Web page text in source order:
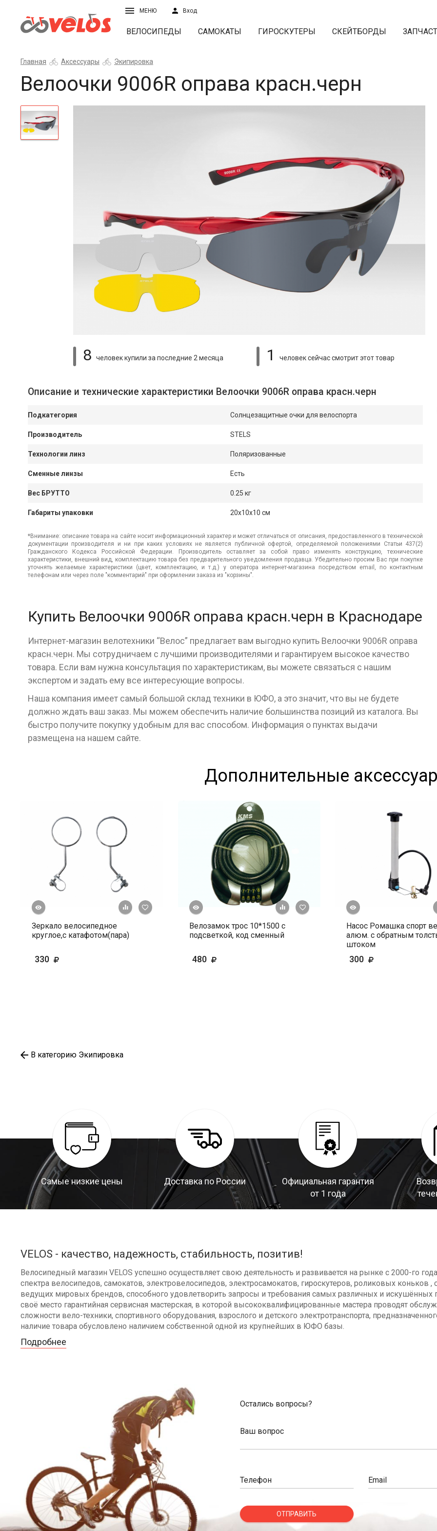
МЕНЮ Вход
ВЕЛОСИПЕДЫ САМОКАТЫ ГИРОСКУТЕРЫ СКЕЙТБОРДЫ
Главная Аксессуары Экипировка
Велоочки 9006R оправа красн.черн
8 человек купили за последние 2 месяца 1 человек сейчас смотритэтот товар
Описание и технические характеристики Велоочки 9006R оправа красн.черн
Подкатегория Солнцезащитные очки для велоспорта
Производитель STELS
Технологии линз Поляризованные
Сменные линзы Есть
Вес БРУТТО 0.25 кг
Габариты упаковки 20x10x10 см
*Внимание: описание товара на сайте носит информационный характер и может отличаться от описания, предоставленного в технической
документации производителя и ни при каких условиях не является публичной офертой, определяемой положениями Статьи 437(2)
Гражданского Кодекса Российской Федерации. Производитель оставляет за собой право изменять конструкцию, технические
характеристики, внешний вид, комплектацию товара без предварительного уведомления продавца. Убедительно просим Вас при покупке
уточнять желаемые характеристики (цвет, комплектацию, и т.д.) у оператора интернет-магазина посредством email, по контактным
телефонам или через поле "комментарий" при оформлении заказа из "корзины".
Купить Велоочки 9006R оправа красн.черн в Краснодаре
Интернет-магазин велотехники “Велос” предлагает вам выгодно купить Велоочки 9006R оправа
красн.черн. Мы сотрудничаем с лучшими производителями и гарантируем высокое качество
товара. Если вам нужна консультация по характеристикам, вы можете связаться с нашим
экспертом и задать ему все интересующие вопросы.
Наша компания имеет самый большой склад техники в ЮФО, а это значит, что вы не будете
должно ждать ваш заказ. Мы можем обеспечить наличие большинства позиций из каталога. Вы
быстро получите покупку удобным для вас способом. Информация о пунктах выдачи
размещена на нашем сайте.
Дополнительные
+ К сравнению
В избранное
Зеркало велосипедное
круглое,с катафотом(пара)
330
+ К сравнению
В избранное
Быстрый просмотр
Велозамок трос 10*1500 с
подсветкой, код сменный
480
Быстрый просмотр
Насос Ромашка спорт
алюм. с обратным
штоком
300
В категорию Экипировка
Самые низкие цены Доставка по России
Официальная гарантия
от 1 года
VELOS - качество, надежность, стабильность, позитив!
Велосипедный магазин VELOS успешно осуществляет свою деятельность и развивается на рынке с 2000-го
спектра велосипедов, самокатов, электровелосипедов, электросамокатов, гироскутеров, роликовых коньков ,
ведущих мировых брендов, способного удовлетворить запросы и требования самых различных и искушённых
своё место гарантийная сервисная мастерская, в которой высококвалифицированные мастера проводят
сложности вело-техники, спортивного оборудования, взрослого и детского электротранспорта,
наличие товара обусловлено наличием собственной одной из крупнейших в ЮФО базы.
Подробнее
Остались вопросы?
Ваш вопрос
Телефон Email
ОТПРАВИТЬ